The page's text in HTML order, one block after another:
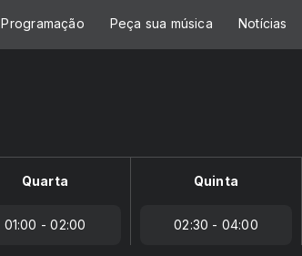
Programação Peça sua música Notícias
Quarta
01:00 - 02:00
Quinta
02:30 - 04:00